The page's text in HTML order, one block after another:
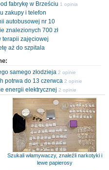
fabrykę w Brześciu 1 opinia
zakupy i telefon
autobusowej nr 10
znalezionych 700 zł
terapii zajęciowej
aż do szpitala
samego złodzieja 2 opinie
potrwa do 13 czerwca 2 opinie
energii elektrycznej 2 opinie
Szukali włamywaczy, znaleźli narkotyki i
lewe papierosy